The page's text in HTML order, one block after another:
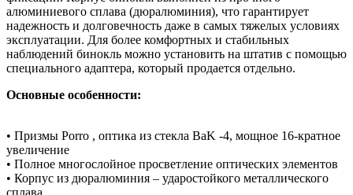
алюминиевого сплава (дюралюминия), что гарантирует
надежность и долговечность даже в самых тяжелых условиях
эксплуатации. Для более комфортных и стабильных
наблюдений бинокль можно установить на штатив с помощью
специального адаптера, который продается отдельно.
Основные особенности:
• Призмы Porro , оптика из стекла BaK -4, мощное 16-кратное
увеличение
• Полное многослойное просветление оптических элементов
• Корпус из дюралюминия – ударостойкого металлического
сплава